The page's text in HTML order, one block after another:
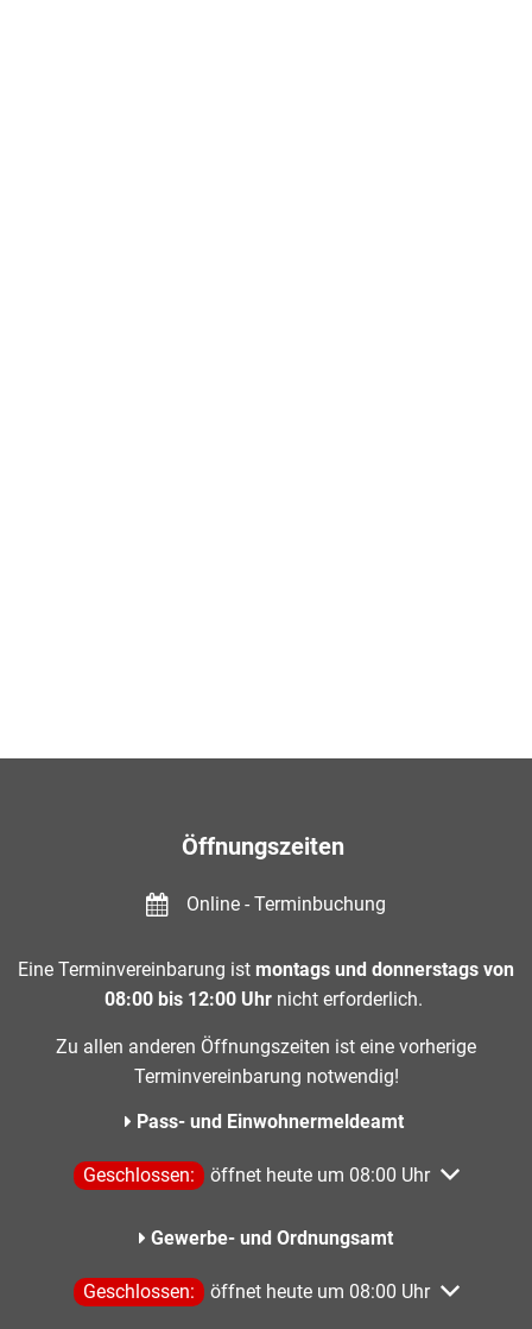
Öffnungszeiten
Online - Terminbuchung
Eine Terminvereinbarung ist montags und donnerstags von
08:00 bis 12:00 Uhr nicht erforderlich.
Zu allen anderen Öffnungszeiten ist eine vorherige
Terminvereinbarung notwendig!
Pass- und Einwohnermeldeamt
Klicken, um weitere Öffnungs- oder Schließzeiten
Geschlossen: öffnet heute um 08:00 Uhr
Gewerbe- und Ordnungsamt
Klicken, um weitere Öffnungs- oder Schließzeiten
Geschlossen: öffnet heute um 08:00 Uhr